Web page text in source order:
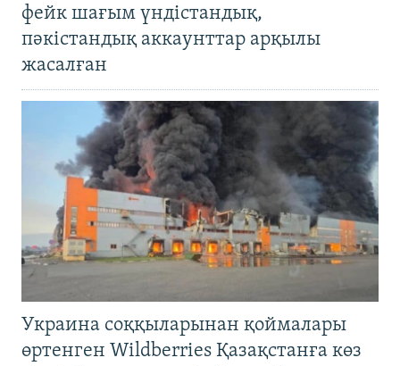
фейк шағым үндістандық,
пәкістандық аккаунттар арқылы
жасалған
Украина соққыларынан қоймалары
өртенген Wildberries Қазақстанға көз